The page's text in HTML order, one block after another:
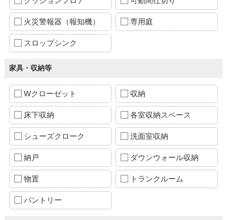
火災警報器（報知機） 専用庭
スロップシンク
家具・収納等
Wクローゼット 収納
床下収納 各室収納スペース
シューズクローク 洗面室収納
納戸 ダウンウォール収納
物置 トランクルーム
パントリー